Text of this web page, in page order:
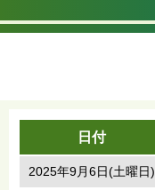
か
日付
2025年9月6日(土曜日)